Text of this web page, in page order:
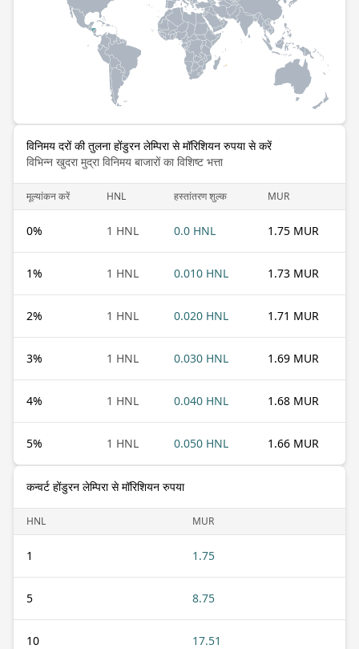
विनिमय दरों की तुलना होंडुरन लेम्पिरा से मॉरिशियन रुपया से करें
विभिन्न खुदरा मुद्रा विनिमय बाजारों का विशिष्ट भत्ता
मूल्यांकन करें HNL हस्तांतरण शुल्क MUR
0% 1 HNL 0.0 HNL 1.75 MUR
1% 1 HNL 0.010 HNL 1.73 MUR
2% 1 HNL 0.020 HNL 1.71 MUR
3% 1 HNL 0.030 HNL 1.69 MUR
4% 1 HNL 0.040 HNL 1.68 MUR
5% 1 HNL 0.050 HNL 1.66 MUR
कन्वर्ट होंडुरन लेम्पिरा से मॉरिशियन रुपया
HNL MUR
1 1.75
5 8.75
10 17.51